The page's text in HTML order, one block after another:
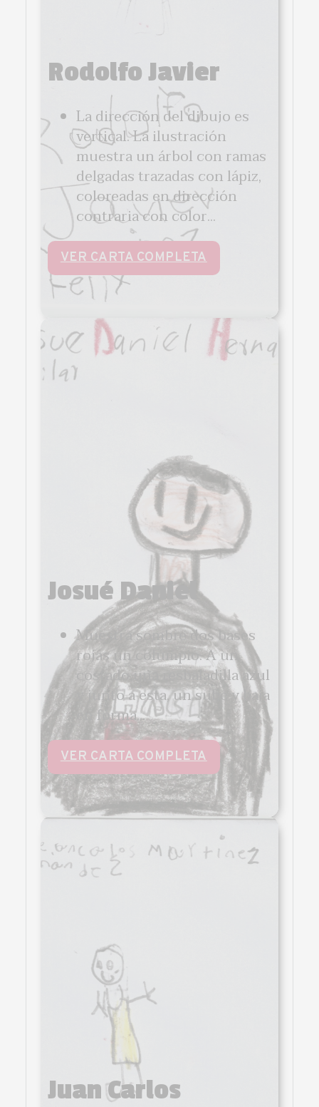
Rodolfo Javier
La dirección del dibujo es
vertical. La ilustración
muestra un árbol con ramas
delgadas trazadas con lápiz,
coloreadas en dirección
contraria con color...
VER CARTA COMPLETA
Josué Daniel
Muestra sombre dos bases
rojas un columpio. A un
costado una resbaladilla azul
y junto a esta, un sube y baja
en forma...
VER CARTA COMPLETA
Juan Carlos